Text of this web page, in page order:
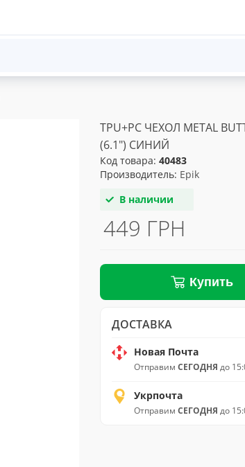
TPU+PC ЧЕХОЛ METAL
(6.1") СИНИЙ
Код товара: 40483
Производитель: Epik
В наличии
449 ГРН
Купить
ДОСТАВКА
Новая Почта
Отправим СЕГОДНЯ до
Укрпочта
Отправим СЕГОДНЯ до